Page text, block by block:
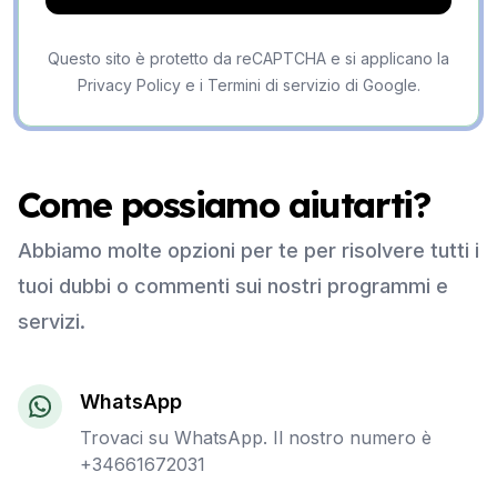
Questo sito è protetto da reCAPTCHA e si applicano la
Privacy Policy e i Termini di servizio di Google.
Come possiamo aiutarti?
Abbiamo molte opzioni per te per risolvere tutti i
tuoi dubbi o commenti sui nostri programmi e
servizi.
WhatsApp
Trovaci su WhatsApp. Il nostro numero è
+34661672031